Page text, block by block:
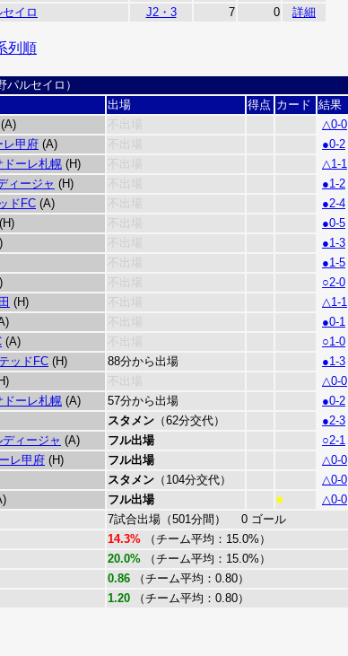
イロ J2・3 7 0 詳細
列順
ルセイロ）
出場 得点 カード 結果
(A) 不出場
△0-0
レ甲府 (A) 不出場
●0-2
ドーレ札幌 (H) 不出場
△1-1
ィージャ (H) 不出場
●1-2
ドFC (A) 不出場
●2-4
(H) 不出場
●0-5
不出場
●1-3
不出場
●1-5
不出場
○2-0
(H) 不出場
△1-1
不出場
●0-1
(A) 不出場
○1-0
ッドFC (H) 88分から出場
●1-3
不出場
△0-0
ドーレ札幌 (A) 57分から出場
●0-2
スタメン （62分交代）
●2-3
ィージャ (A) フル出場
○2-1
レ甲府 (H) フル出場
△0-0
スタメン （104分交代）
△0-0
フル出場 ■
△0-0
7試合出場（501分間） 0 ゴール
14.3% （チーム平均：15.0%）
20.0% （チーム平均：15.0%）
0.86 （チーム平均：0.80）
1.20 （チーム平均：0.80）